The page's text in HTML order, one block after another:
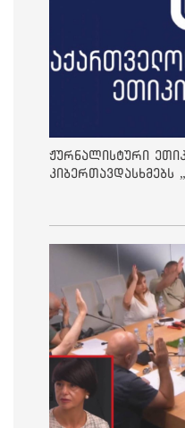
ჟურნალისტური
კიბერთავდასხმებს